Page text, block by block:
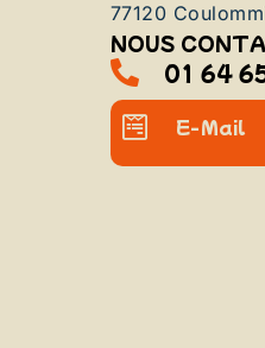
77120
NOUS
01 64
E-Mail